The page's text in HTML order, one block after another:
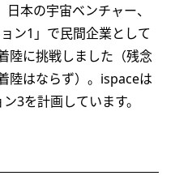
本の宇宙ベンチャー、
ン1」で民間企業として
陸に挑戦しました（残念
陸はならず）。ispaceは
3を計画しています。